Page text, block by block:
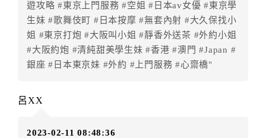
遊攻略 #東京上門服務 #空姐 #日本av女優 #東京學
生妹 #歌舞伎町 #日本按摩 #無套內射 #大久保找小
姐 #東京打炮 #大阪叫小姐 #靜香外送茶 #外約小姐
#大阪約炮 #清純甜美學生妹 #香港 #澳門 #Japan #
銀座 #日本東京妹 #外約 #上門服務 #心齋橋"
呂XX
2023-02-11 08:48:36